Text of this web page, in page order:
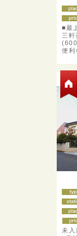
■最
三軒
便利
未